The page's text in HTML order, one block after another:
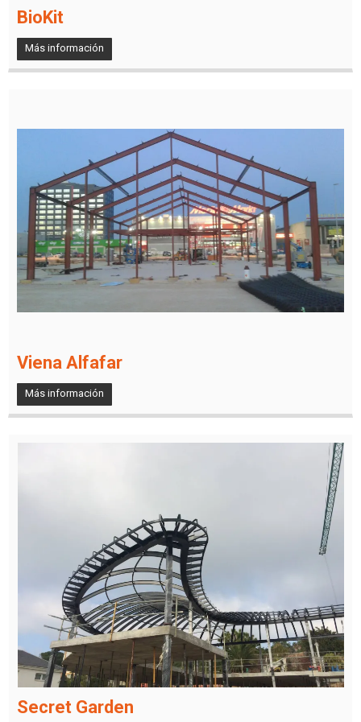
BioKit
Más información
Viena Alfafar
Más información
Secret Garden